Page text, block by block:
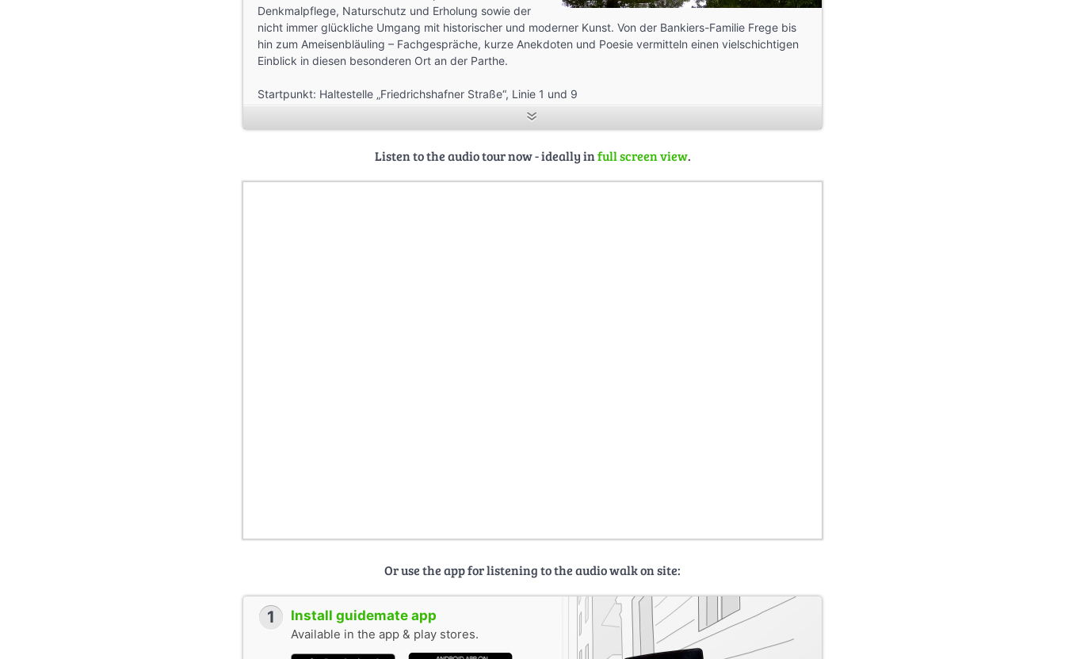
Denkmalpflege, Naturschutz und Erholung sowie der
nicht immer glückliche Umgang mit historischer und moderner Kunst. Von der Bankiers-Familie Frege bis
hin zum Ameisenbläuling – Fachgespräche, kurze Anekdoten und Poesie vermitteln einen vielschichtigen
Einblick in diesen besonderen Ort an der Parthe.
Startpunkt: Haltestelle „Friedrichshafner Straße“, Linie 1 und 9
Streckenlänge: ca. 5 km
Hannah Church, Tabea Danke, Elsa Lübke, Hannah Stampa
Listen to the audio tour now - ideally infull screen view.
Or use the app for listening to the audio walk on site:
1 Install guidemate app
Available in the app & play stores.